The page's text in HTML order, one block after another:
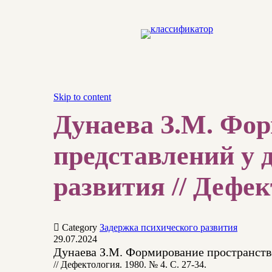
Skip to content
Дунаева З.М.
представлений у
развития //
 Category Задержка психического развития
29.07.2024
Дунаева З.М. Формирование
// Дефектология. 1980. № 4. С. 27-34.